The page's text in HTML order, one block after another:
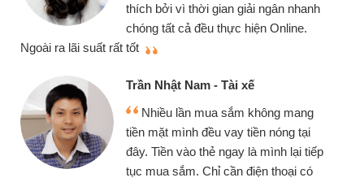
thích bởi vì thời gian giải ngân nhanh
chóng tất cả đều thực hiện Online.
Ngoài ra lãi suất rất tốt
Trần Nhật Nam - Tài xế
Nhiều lần mua sắm không mang
tiền mặt mình đều vay tiền nóng tại
đây. Tiền vào thẻ ngay là mình lại tiếp
tục mua sắm. Chỉ cần điện thoại có